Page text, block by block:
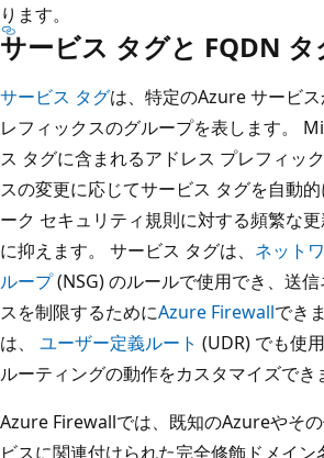
ります。
サービス タグと FQDN タ
サービス タグは、特定のAzure サービ
レフィックスのグループを表します。
ス タグに含まれるアドレス プレフィッ
スの変更に応じてサービス タグを自動
ーク セキュリティ規則に対する頻繁な
に抑えます。 サービス タグは、 ネット
ループ(NSG) のルールで使用でき、送
スを制限するためにAzure Firewallでき
は、 ユーザー定義ルート (UDR) でも使
ルーティングの動作をカスタマイズでき
Azure Firewallでは、既知のAzureやそ
ビスに関連付けられた完全修飾ドメイ